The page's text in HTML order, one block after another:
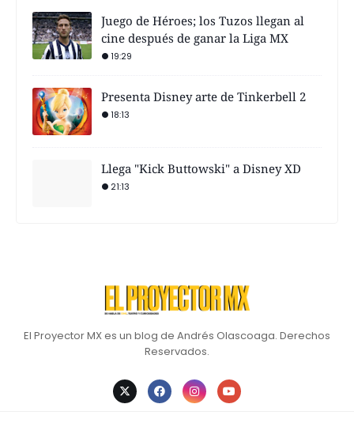
Juego de Héroes; los Tuzos llegan al
cine después de ganar la Liga MX
19:29
Presenta Disney arte de Tinkerbell 2
18:13
Llega "Kick Buttowski" a Disney XD
21:13
El Proyector MX es un blog de Andrés Olascoaga. Derechos
Reservados.